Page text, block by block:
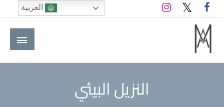
التخطي
إلى
المحتوى
M A hotels | إم ايه هوتيلز
الموقع الأول للعاملين في الفنادق في العالم العربي
النزيل البيئي
العربية